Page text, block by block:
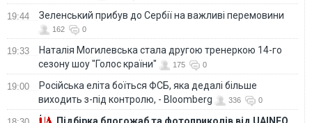
19:44 Зеленський прибув до Сербії на важливі перемовини
162 0
19:33
Наталія Могилевська стала другою тренеркою 14-го
сезону шоу "Голос країни"
175 0
19:00
Російська еліта боїться ФСБ, яка дедалі більше
виходить з-під контролю, - Bloomberg
336 0